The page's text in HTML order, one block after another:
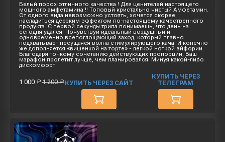
Белый порох отличного качества ! Для ценителей настоящего
мощного амфетамина !! Топовый кристально чистый Амфетамин.
От одного вида невозможно устоять, хочется скорее
насладиться дерзким эффектом по-настоящему качественного
продукта. С первой секунды трипа понимаешь, что день на
сегодня удался! Почувствуй идеальный воздушный и
одновременно всепоглощающий заход, который плавно
подхватывает несущаяся волна стимулирующего кача. И конечно
же дополняется «вишенкой на торте» - легкой ноткой эйфории.
Благодаря тонкому сочетанию действующих пропорции, Ваш
марафон пролетит лучше, чем планировался. Минуя какой-либо
дискомфорт.
1 000 ₽ 1 200 ₽ КУПИТЬ ЧЕРЕЗ САЙТ
КУПИТЬ ЧЕРЕЗ
ТЕЛЕГРАМ